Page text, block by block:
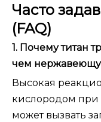
Часто
(FAQ)
1. Почему титан
чем
Высокая
кислородом при
может вызвать